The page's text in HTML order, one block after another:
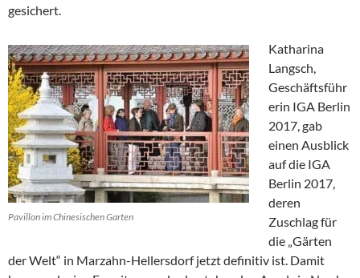
gesichert.
Pavillon im Chinesischen Garten
Katharina
Langsch,
Geschäftsführ
erin IGA Berlin
2017, gab
einen Ausblick
auf die IGA
Berlin 2017,
deren
Zuschlag für
die „Gärten
der Welt“ in Marzahn-Hellersdorf jetzt definitiv ist. Damit